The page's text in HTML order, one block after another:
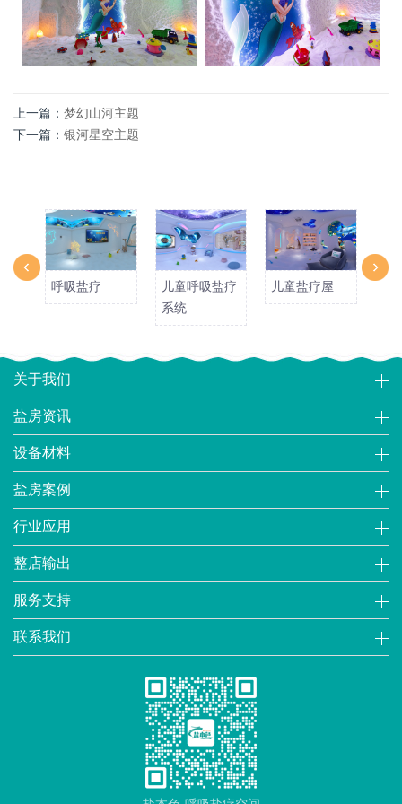
上一篇： 梦幻山河主题
下一篇： 银河星空主题
呼吸盐疗
儿童呼吸盐疗
系统
儿童盐疗屋
关于我们
盐房资讯
设备材料
盐房案例
行业应用
整店输出
服务支持
联系我们